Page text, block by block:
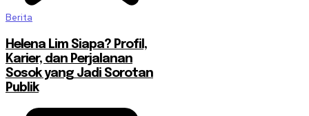
Berita
Helena Lim Siapa? Profil,
Karier, dan Perjalanan
Sosok yang Jadi Sorotan
Publik